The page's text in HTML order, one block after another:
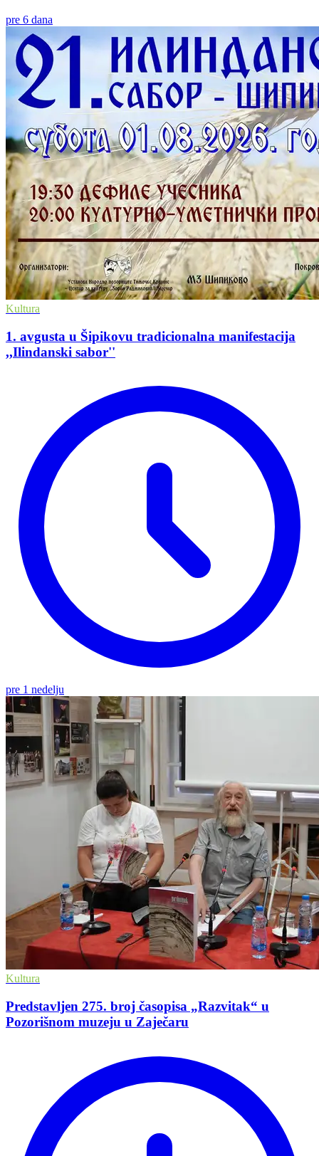
pre 6 dana
Kultura
1. avgusta u Šipikovu tradicionalna manifestacija
,,Ilindanski sabor''
pre 1 nedelju
Kultura
Predstavljen 275. broj časopisa „Razvitak“ u
Pozorišnom muzeju u Zaječaru